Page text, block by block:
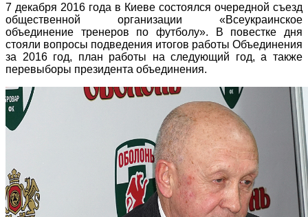
7 декабря 2016 года в Киеве состоялся очередной съезд
общественной организации «Всеукраинское
объединение тренеров по футболу». В повестке дня
стояли вопросы подведения итогов работы Объединения
за 2016 год, план работы на следующий год, а также
перевыборы президента объединения.